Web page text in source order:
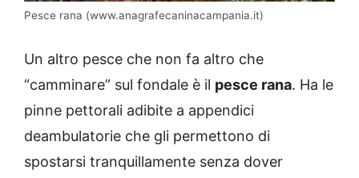
Pesce rana (www.anagrafecaninacampania.it)
Un altro pesce che non fa altro che
“camminare” sul fondale è il pesce rana. Ha le
pinne pettorali adibite a appendici
deambulatorie che gli permettono di
spostarsi tranquillamente senza dover